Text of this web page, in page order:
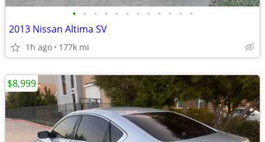
• • • • • • • • • • • •
2013 Nissan Altima SV
1h ago 177k mi
$8,999